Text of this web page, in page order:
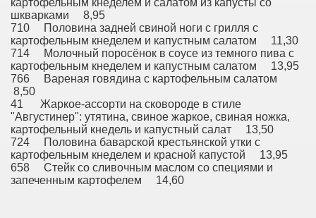
картофельным кнеделем и салатом из капусты со
шкварками 8,95
710 Половина задней свиной ноги с грилля с
картофельным кнеделем и капустным салатом 11,30
714 Молочный поросёнок в соусе из темного пива с
картофельным кнеделем и капустным салатом 13,95
766 Вареная говядина с картофельным салатом
8,50
41 Жаркое-ассорти на сковороде в стиле
"Августинер": утятина, свиное жаркое, свиная ножка,
картофельный кнедель и капустный салат 13,50
724 Половина баварской крестьянской утки с
картофельным кнеделем и красной капустой 13,95
658 Стейк со сливочным маслом со специями и
запеченным картофелем 14,60